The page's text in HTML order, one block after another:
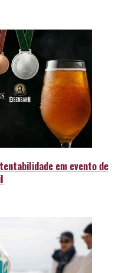
em evento de